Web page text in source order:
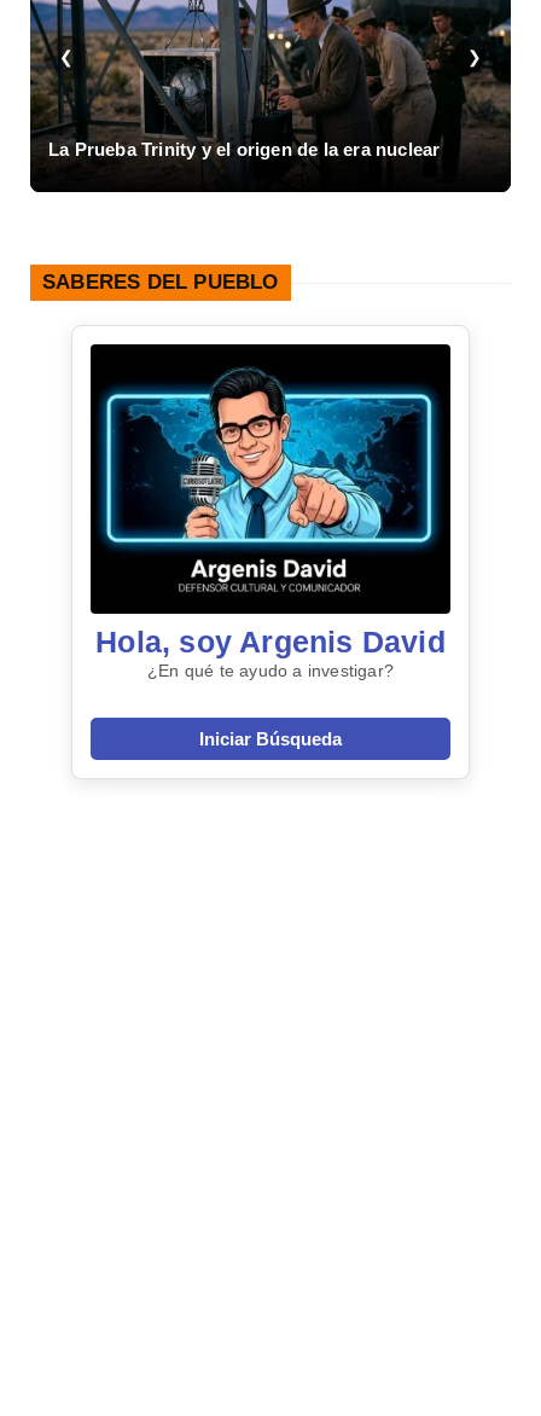
❮
Inicio de la Guerra Civil Española y el colapso de
1936
❯
SABERES DEL PUEBLO
Hola, soy Argenis David
¿En qué te ayudo a investigar?
Iniciar Búsqueda